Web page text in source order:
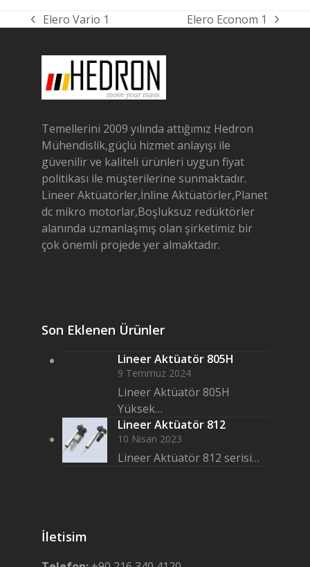
previous
Elero Vario 1
next
Elero Econom 1
Temellerini 2009 yılında attığımız Hedron
Mühendislik,güçlü hizmet anlayışı ile
güvenilir ve kaliteli ürünleri uygun fiyat
politikası ile müşterilerine sunmaktadır.
Lineer Aktüatörler,İnline Aktüatörler,Planet
dc mikro motorlar,Boşluksuz redüktörler
alanında uzmanlaşmış olan şirketimiz bir
çok önemli projede yer almaktadır.
Son Eklenen Ürünler
Lineer Aktüatör 805H
9 Temmuz 2024
Lineer Aktüatör 805H
Yüksek…
Lineer Aktüatör 812
10 Nisan 2023
Lineer Aktüatör 812 serisi…
İletisim